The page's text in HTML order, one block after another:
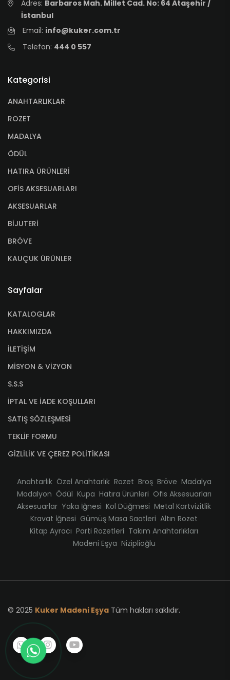
Adres: Barbaros Mah. Millet Cad. No: 64 Ataşehir /
İstanbul
Email: info@kuker.com.tr
Telefon: 444 0 557
Kategorisi
ANAHTARLIKLAR
ROZET
MADALYA
ÖDÜL
HATIRA ÜRÜNLERİ
OFİS AKSESUARLARI
AKSESUARLAR
BİJUTERİ
BRÖVE
KAUÇUK ÜRÜNLER
Sayfalar
KATALOGLAR
HAKKIMIZDA
İLETİŞİM
MİSYON & VİZYON
S.S.S
İPTAL VE İADE KOŞULLARI
SATIŞ SÖZLEŞMESİ
TEKLİF FORMU
GİZLİLİK VE ÇEREZ POLİTİKASI
Anahtarlık Özel Anahtarlık Rozet Broş Bröve Madalya
Madalyon Ödül Kupa Hatıra Ürünleri Ofis Aksesuarları
Aksesuarlar Yaka İğnesi Kol Düğmesi Metal Kartvizitlik
Kravat İğnesi Gümüş Masa Saatleri Altın Rozet
Kitap Ayracı Parti Rozetleri Takım Anahtarlıkları
Madeni Eşya Niziplioğlu
© 2025 Kuker Madeni Eşya Tüm hakları saklıdır.